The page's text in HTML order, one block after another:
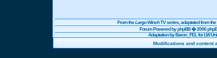
From theLargo WinchTV series, adaptated from
Forum Powered byphpBB� 2006
Adaptation by Baron_FEL for LW
Modifications and content